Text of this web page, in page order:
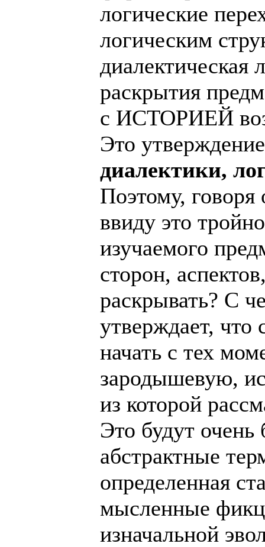
логические
логическим
диалектическая
раскрытия
с ИСТОРИЕЙ
Это
диалектики,
Поэтому, говоря
ввиду это
изучаемого
сторон,
раскрывать? С
утверждает,
начать с тех
зародышевую,
из которой
Это будут
абстрактные
определенная
мысленные
изначальной